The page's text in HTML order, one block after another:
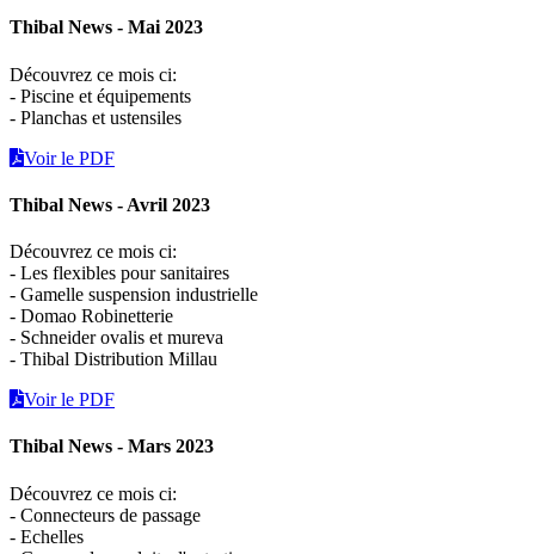
Thibal News - Mai 2023
Découvrez ce mois ci:
- Piscine et équipements
- Planchas et ustensiles
Voir le PDF
Thibal News - Avril 2023
Découvrez ce mois ci:
- Les flexibles pour sanitaires
- Gamelle suspension industrielle
- Domao Robinetterie
- Schneider ovalis et mureva
- Thibal Distribution Millau
Voir le PDF
Thibal News - Mars 2023
Découvrez ce mois ci:
- Connecteurs de passage
- Echelles